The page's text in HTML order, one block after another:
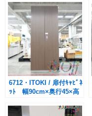
SHIZUKU TOUCH⁺
6712・ITOKI / 扉付ｷｬﾋﾞﾈ
ｯﾄ 幅90cm×奥行45×高